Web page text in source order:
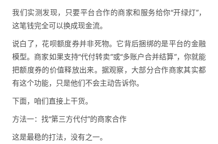
我们实测发现，只要平台合作的商家和服务给你“开绿灯”，
这笔钱完全可以换成现金流。
说白了，花呗额度券并非死物。它背后捆绑的是平台的金融
模型。商家如果支持“代付转卖”或“多账户合并结算”，你就能
把额度券的价值释放出来。据观察，大部分合作商家其实都
有这个功能，只是他们不会主动告诉你。
下面，咱们直接上干货。
方法一：找“第三方代付”的商家合作
这是最稳的打法，没有之一。